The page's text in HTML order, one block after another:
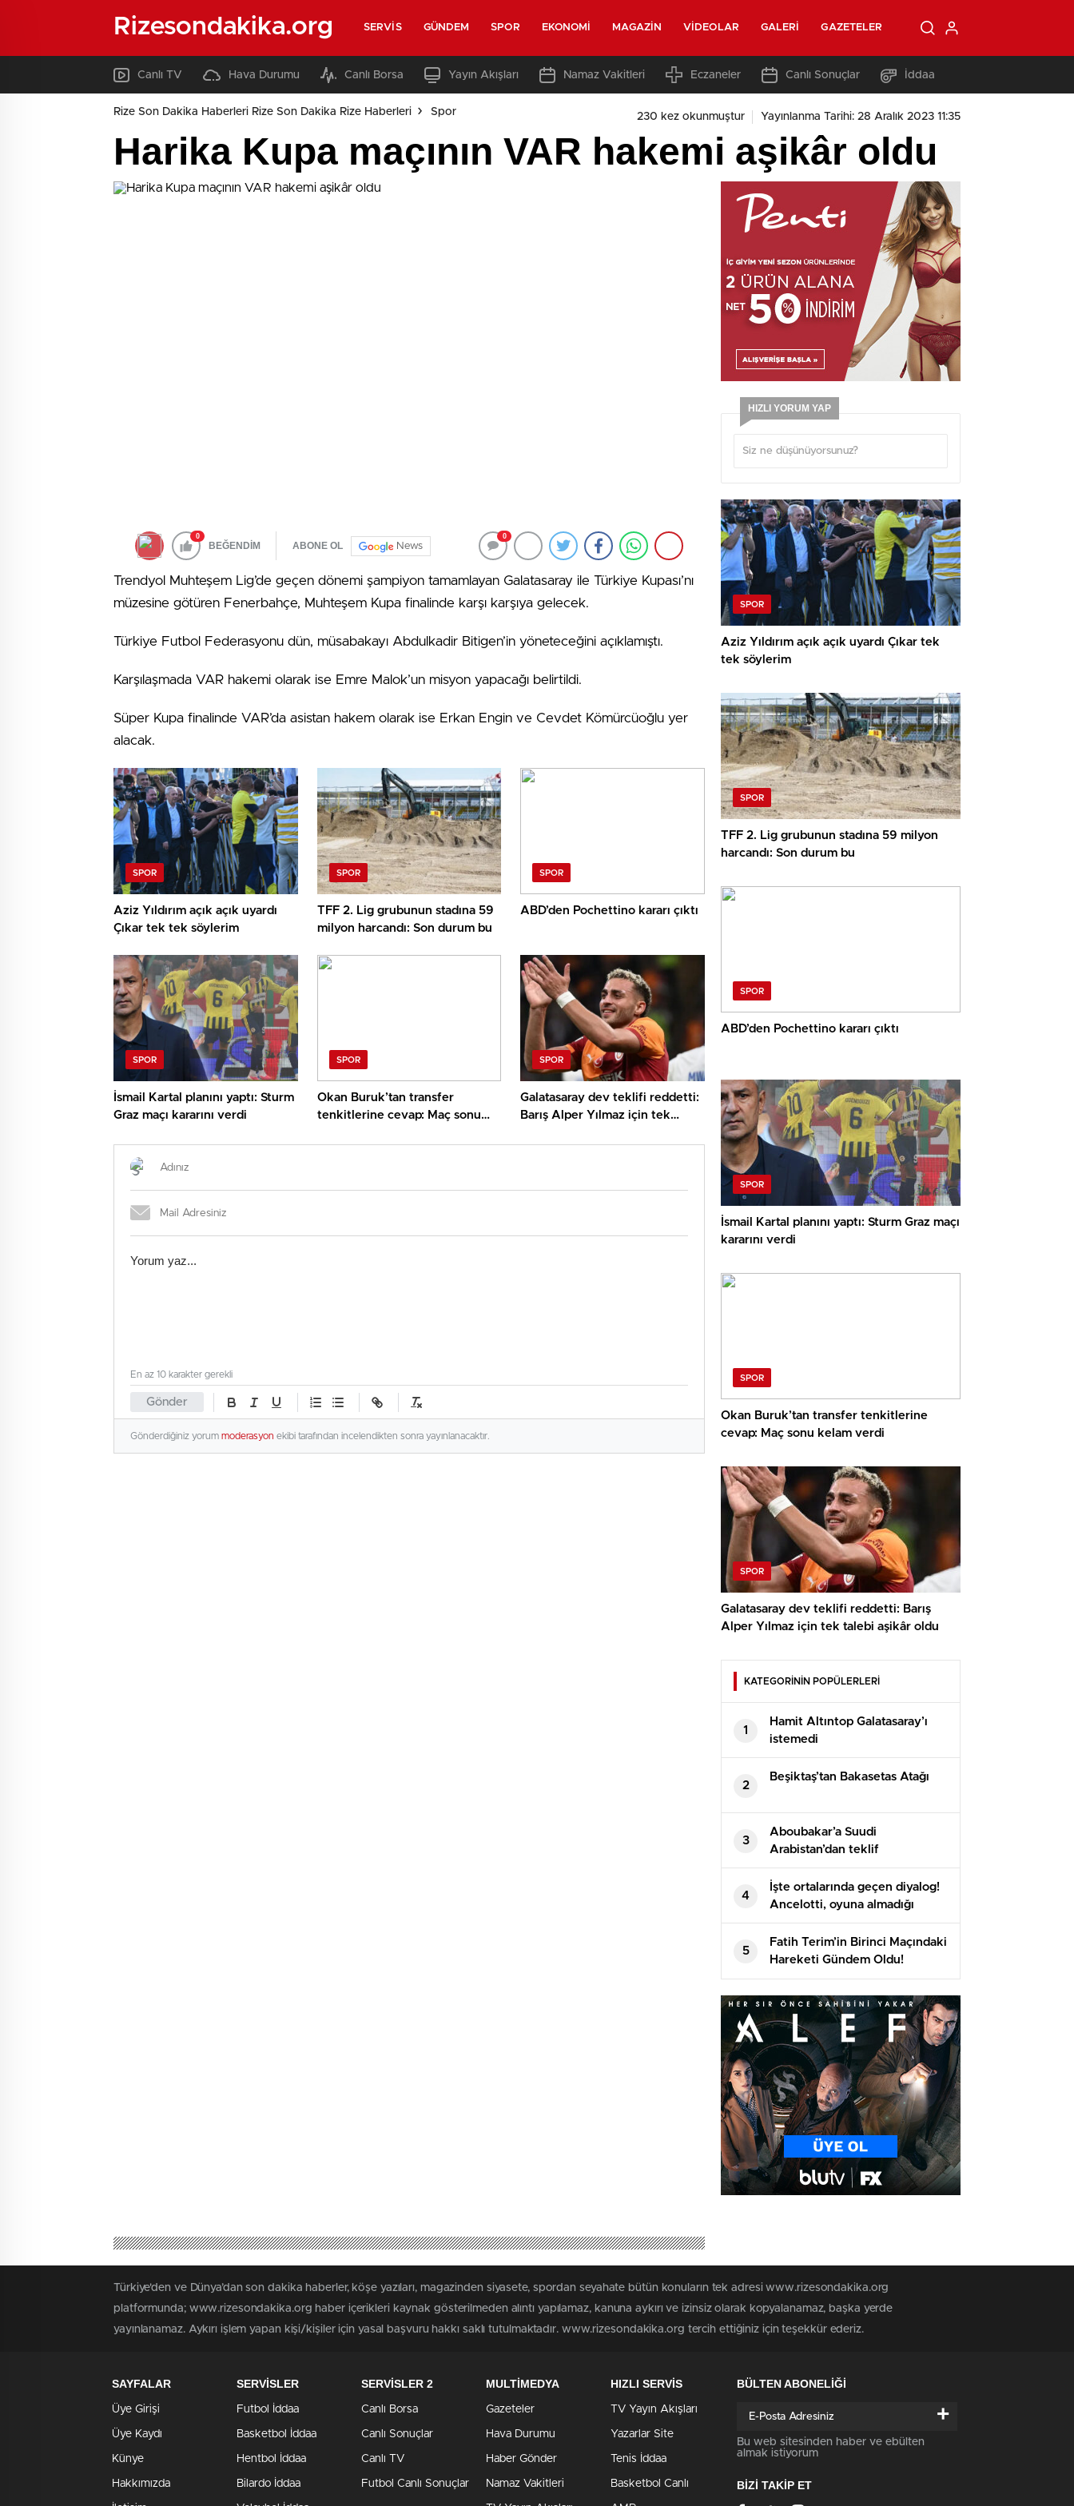
Rizesondakika.org SERVIS GÜNDEM SPOR EKONOMI MAGAZIN VIDEOLAR GALERI GAZETELER
Canlı TV Hava Durumu Canlı Borsa Yayın Akışları Namaz Vakitleri Eczaneler Canlı Sonuçlar İddaa
Rize Son Dakika Haberleri Rize Son Dakika Rize Haberleri Spor 230 kez okunmuştur Yayınlanma Tarihi: 28 Aralık 2023 11:35
Harika Kupa maçının VAR hakemi aşikâr oldu
0
BEĞENDİM ABONE OL News
0
Trendyol Muhteşem Lig’de geçen dönemi şampiyon tamamlayan Galatasaray ile Türkiye Kupası’nı
müzesine götüren Fenerbahçe, Muhteşem Kupa finalinde karşı karşıya gelecek.
Türkiye Futbol Federasyonu dün, müsabakayı Abdulkadir Bitigen’in yöneteceğini açıklamıştı.
Karşılaşmada VAR hakemi olarak ise Emre Malok’un misyon yapacağı belirtildi.
Süper Kupa finalinde VAR’da asistan hakem olarak ise Erkan Engin ve Cevdet Kömürcüoğlu yer
alacak.
SPOR
Aziz Yıldırım açık açık uyardı
Çıkar tek tek söylerim
SPOR
TFF 2. Lig grubunun stadına 59
milyon harcandı: Son durum bu
SPOR
ABD’den Pochettino kararı çıktı
SPOR
İsmail Kartal planını yaptı: Sturm
Graz maçı kararını verdi
SPOR
Okan Buruk’tan transfer
tenkitlerine cevap: Maç sonu
SPOR
Galatasaray dev teklifi reddetti:
Barış Alper Yılmaz için tek
Gönder
En az 10 karakter gerekli
Gönderdiğiniz yorum moderasyon ekibi tarafından incelendikten sonra yayınlanacaktır.
HIZLI YORUM YAP
SPOR
Aziz Yıldırım açık açık uyardı Çıkar tek
tek söylerim
SPOR
TFF 2. Lig grubunun stadına 59 milyon
harcandı: Son durum bu
SPOR
ABD’den Pochettino kararı çıktı
SPOR
İsmail Kartal planını yaptı: Sturm Graz maçı
kararını verdi
SPOR
Okan Buruk’tan transfer tenkitlerine
cevap: Maç sonu kelam verdi
SPOR
Galatasaray dev teklifi reddetti: Barış
Alper Yılmaz için tek talebi aşikâr oldu
KATEGORİNİN POPÜLERLERİ
1
Hamit Altıntop Galatasaray’ı
istemedi
2
Beşiktaş’tan Bakasetas Atağı
3
Aboubakar’a Suudi
Arabistan’dan teklif
4
İşte ortalarında geçen diyalog!
Ancelotti, oyuna almadığı
Arda’yı maç sonu soyunma
odasına çekti
5
Fatih Terim’in Birinci Maçındaki
Hareketi Gündem Oldu!
Türkiye'den ve Dünya’dan son dakika haberler, köşe yazıları, magazinden siyasete, spordan seyahate bütün konuların tek adresi www.rizesondakika.org
platformunda; www.rizesondakika.org haber içerikleri kaynak gösterilmeden alıntı yapılamaz, kanuna aykırı ve izinsiz olarak kopyalanamaz, başka yerde
yayınlanamaz. Aykırı işlem yapan kişi/kişiler için yasal başvuru hakkı saklı tutulmaktadır. www.rizesondakika.org tercih ettiğiniz için teşekkür ederiz.
SAYFALAR
Üye Girişi
Üye Kaydı
Künye
Hakkımızda
SERVİSLER
Futbol İddaa
Basketbol İddaa
Hentbol İddaa
Bilardo İddaa
SERVİSLER 2
Canlı Borsa
Canlı Sonuçlar
Canlı TV
Futbol Canlı Sonuçlar
MULTİMEDYA
Gazeteler
Hava Durumu
Haber Gönder
Namaz Vakitleri
HIZLI SERVİS
TV Yayın Akışları
Yazarlar Site
Tenis İddaa
Basketbol Canlı
BÜLTEN ABONELİĞİ
+
Bu web sitesinden haber ve ebülten
almak istiyorum
BİZİ TAKİP ET